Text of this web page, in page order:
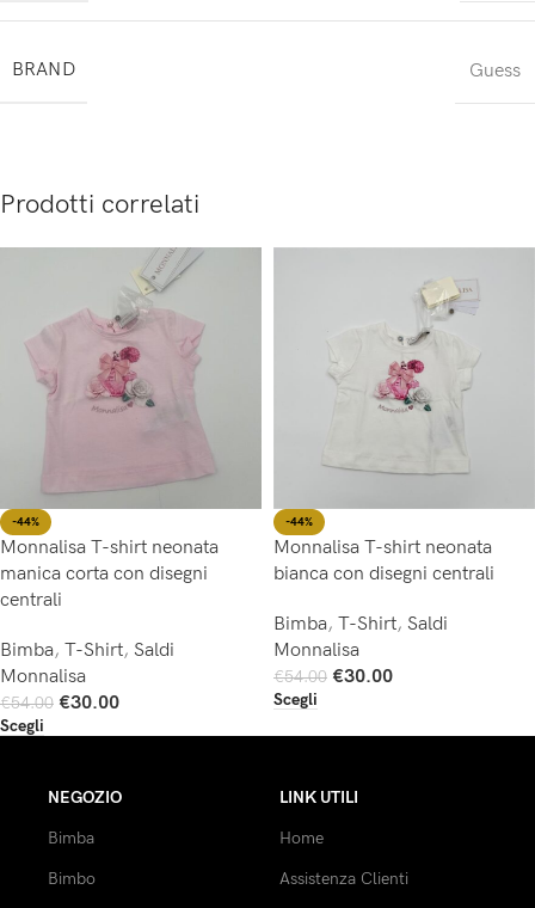
BRAND Guess
Prodotti correlati
-44%
Monnalisa T-shirt neonata
manica corta con disegni
centrali
Bimba, T-Shirt, Saldi
Monnalisa
€54.00 €30.00
Scegli
-44%
Monnalisa T-shirt neonata
bianca con disegni centrali
Bimba, T-Shirt, Saldi
Monnalisa
€54.00 €30.00
Scegli
NEGOZIO
Bimba
Bimbo
LINK UTILI
Home
Assistenza Clienti